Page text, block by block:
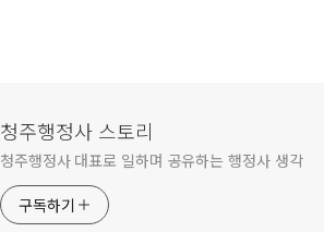
청주행정사 스토리
청주행정사 대표로 일하며 공유하는 행정사 생각
구독하기